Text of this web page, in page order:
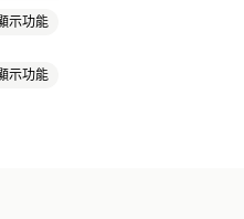
示功能
示功能